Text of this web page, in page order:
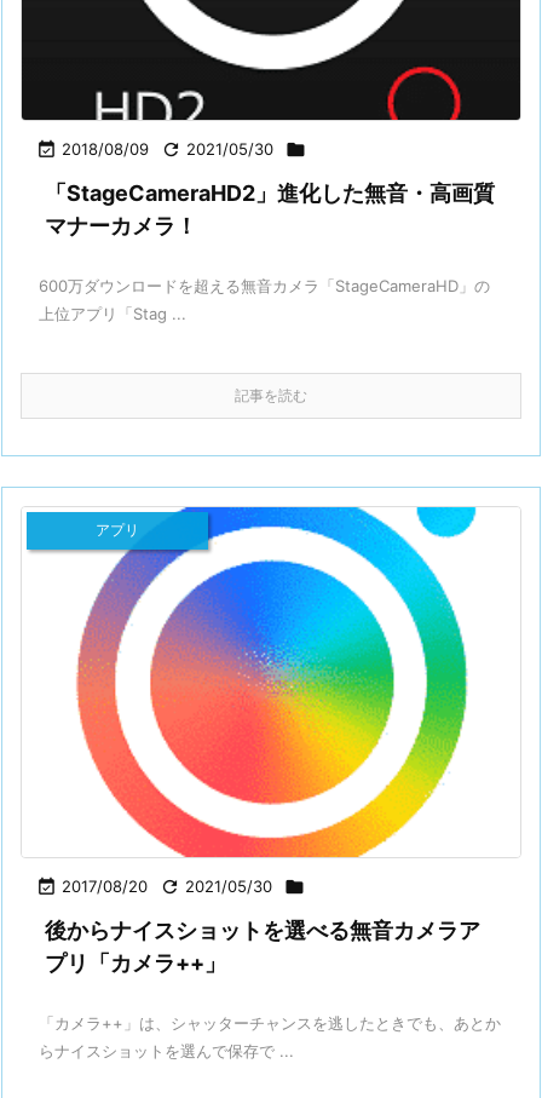
 2018/08/09  2021/05/30 
「StageCameraHD2」進化した無音・高画質
マナーカメラ！
600万ダウンロードを超える無音カメラ「StageCameraHD」の
上位アプリ「Stag ...
記事を読む
 2017/08/20  2021/05/30 
アプリ
後からナイスショットを選べる無音カメラア
プリ「カメラ++」
「カメラ++」は、シャッターチャンスを逃したときでも、あとか
らナイスショットを選んで保存で ...